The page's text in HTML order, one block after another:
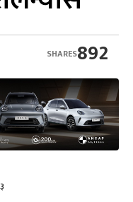
892
SHARES